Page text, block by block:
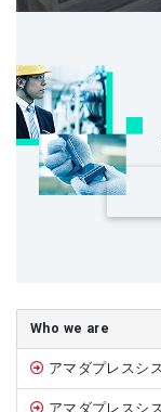
サイドバー
Who we are
アマダプレスシ
アマダプレスシ